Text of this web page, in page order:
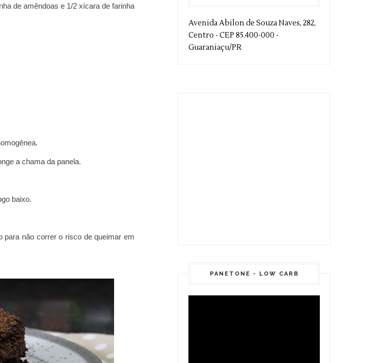
de amêndoas e 1/2 xícara de farinha
a chama da panela.
baixo.
para não correr o risco de queimar em
Avenida Abilon de Souza Naves, 282,
Centro - CEP 85.400-000 -
Guaraniaçu/PR
PANETONE - LOW CARB